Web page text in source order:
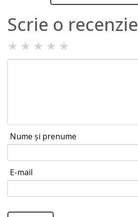
Scrie o recenzie
★ ★ ★ ★ ★
Nume și prenume
E-mail